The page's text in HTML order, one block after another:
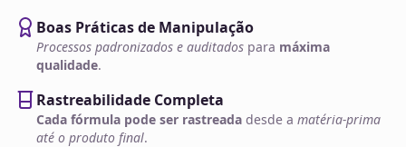
Boas Práticas de Manipulação
Processos padronizados e auditados para máxima
qualidade.
Rastreabilidade Completa
Cada fórmula pode ser rastreada desde a matéria-prima
até o produto final.